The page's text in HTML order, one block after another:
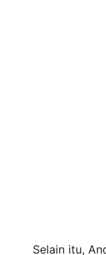
Selain itu,